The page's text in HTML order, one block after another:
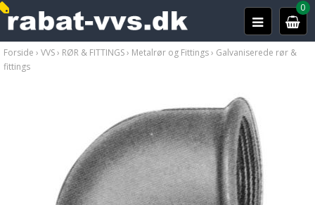
0
Forside › VVS› RØR & FITTINGS› Metalrør og Fittings› Galvaniserede rør &
fittings